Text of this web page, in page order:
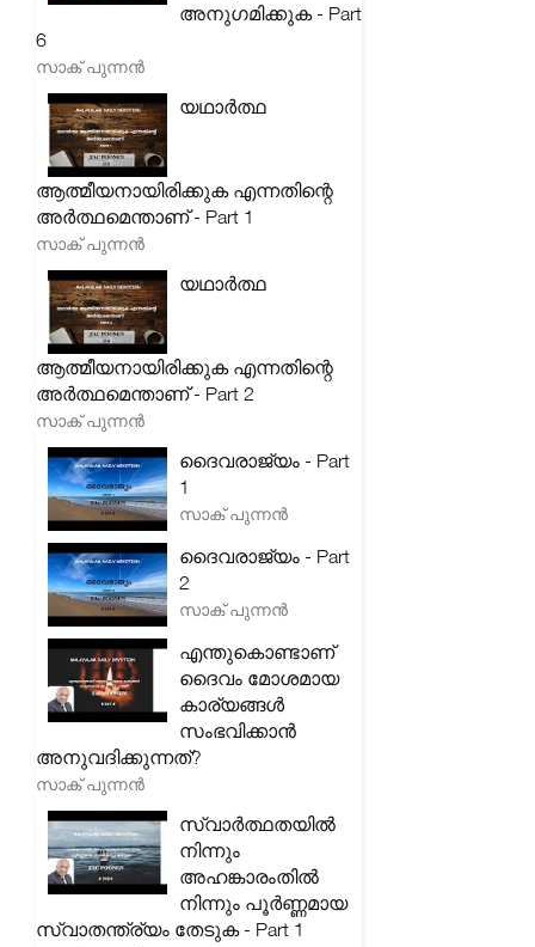
അനുഗമിക്കുക - Part
6
സാക് പുന്നൻ
യഥാർത്ഥ
ആത്മീയനായിരിക്കുക എന്നതിന്റെ
അർത്ഥമെന്താണ് - Part 1
സാക് പുന്നൻ
യഥാർത്ഥ
ആത്മീയനായിരിക്കുക എന്നതിന്റെ
അർത്ഥമെന്താണ് - Part 2
സാക് പുന്നൻ
ദൈവരാജ്യം - Part
1
സാക് പുന്നൻ
ദൈവരാജ്യം - Part
2
സാക് പുന്നൻ
എന്തുകൊണ്ടാണ്
ദൈവം മോശമായ
കാര്യങ്ങൾ
സംഭവിക്കാൻ
അനുവദിക്കുന്നത്?
സാക് പുന്നൻ
സ്വാർത്ഥതയിൽ
നിന്നും
അഹങ്കാരംതിൽ
നിന്നും പൂർണ്ണമായ
സ്വാതന്ത്ര്യം തേടുക - Part 1